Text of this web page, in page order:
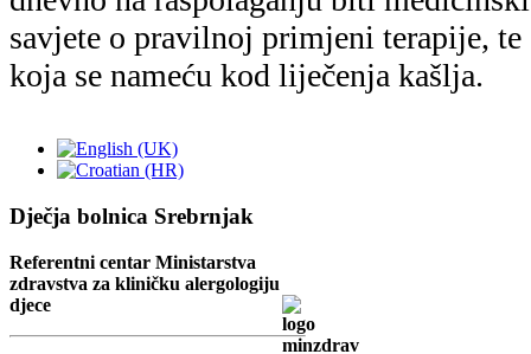
Dječja bolnica Srebrnjak
Referentni centar Ministarstva
zdravstva za kliničku alergologiju
djece